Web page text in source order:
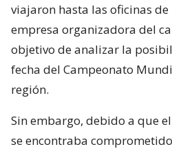
viajaron hasta las oficinas
empresa organizadora del
objetivo de analizar la
fecha del Campeonato
región.
Sin embargo, debido a que
se encontraba